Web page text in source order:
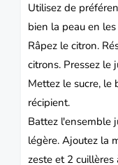
Utilisez de
bien la peau en
Râpez le citron.
citrons. Pressez le
Mettez le sucre,
récipient.
Battez l'ensemble
légère. Ajoutez la
zeste et 2 cuillères